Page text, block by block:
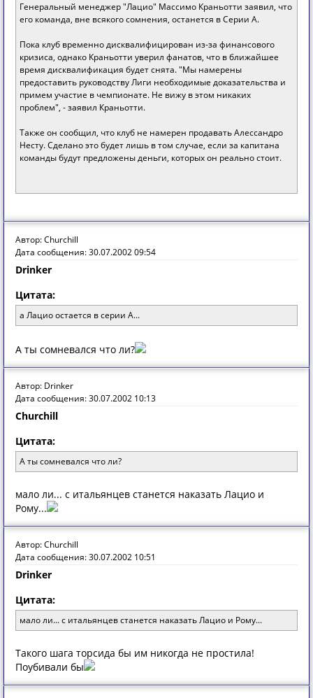
Генеральный менеджер "Лацио" Массимо Краньотти заявил, что
его команда, вне всякого сомнения, останется в Серии А.
Пока клуб временно дисквалифицирован из-за финансового
кризиса, однако Краньотти уверил фанатов, что в ближайшее
время дисквалификация будет снята. "Мы намерены
предоставить руководству Лиги необходимые доказательства и
примем участие в чемпионате. Не вижу в этом никаких
проблем", - заявил Краньотти.
Также он сообщил, что клуб не намерен продавать Алессандро
Несту. Сделано это будет лишь в том случае, если за капитана
команды будут предложены деньги, которых он реально стоит.
Автор: Churchill
Дата сообщения: 30.07.2002 09:54
Drinker
Цитата:
а Лацио остается в серии А...
А ты сомневался что ли?
Автор: Drinker
Дата сообщения: 30.07.2002 10:13
Churchill
Цитата:
А ты сомневался что ли?
мало ли... с итальянцев станется наказать Лацио и
Рому...
Автор: Churchill
Дата сообщения: 30.07.2002 10:51
Drinker
Цитата:
мало ли... с итальянцев станется наказать Лацио и Рому...
Такого шага торсида бы им никогда не простила!
Поубивали бы